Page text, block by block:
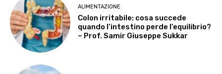
ALIMENTAZIONE
Colon irritabile: cosa succede
quando l’intestino perde l’equilibrio?
– Prof. Samir Giuseppe Sukkar